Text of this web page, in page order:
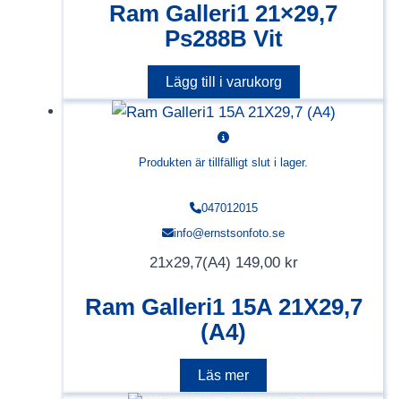
Ram Galleri1 21×29,7
Ps288B Vit
Lägg till i varukorg
Produkten är tillfälligt slut i lager.
047012015
info@ernstsonfoto.se
21x29,7(A4) 149,00 kr
Ram Galleri1 15A 21X29,7
(A4)
Läs mer